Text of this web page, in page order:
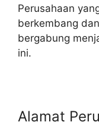
Perusahaan
berkembang
bergabung
ini.
Alamat